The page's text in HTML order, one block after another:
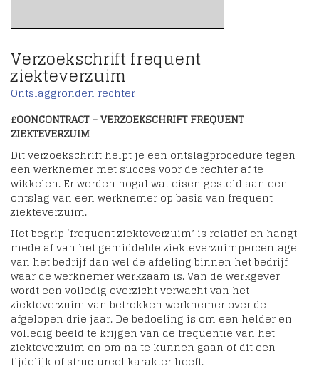
Verzoekschrift frequent
ziekteverzuim
Ontslaggronden rechter
£OONCONTRACT – VERZOEKSCHRIFT FREQUENT
ZIEKTEVERZUIM
Dit verzoekschrift helpt je een ontslagprocedure tegen
een werknemer met succes voor de rechter af te
wikkelen. Er worden nogal wat eisen gesteld aan een
ontslag van een werknemer op basis van frequent
ziekteverzuim.
Het begrip ‘frequent ziekteverzuim’ is relatief en hangt
mede af van het gemiddelde ziekteverzuimpercentage
van het bedrijf dan wel de afdeling binnen het bedrijf
waar de werknemer werkzaam is. Van de werkgever
wordt een volledig overzicht verwacht van het
ziekteverzuim van betrokken werknemer over de
afgelopen drie jaar. De bedoeling is om een helder en
volledig beeld te krijgen van de frequentie van het
ziekteverzuim en om na te kunnen gaan of dit een
tijdelijk of structureel karakter heeft.